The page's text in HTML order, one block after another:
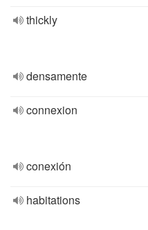
thickly
densamente
connexion
conexión
habitations